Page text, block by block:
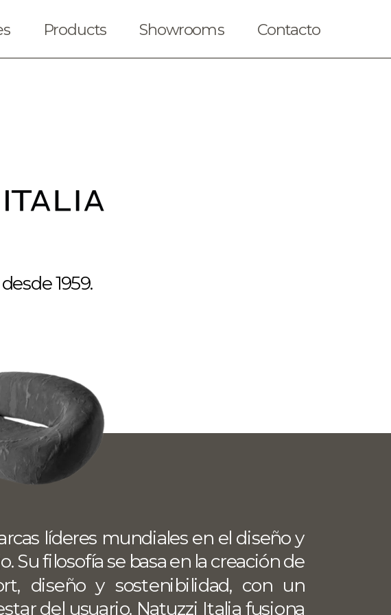
1959.
líderes mundiales en el diseño y
Su filosofía se basa en la creación de
diseño y sostenibilidad, con un
del usuario. Natuzzi Italia fusiona
Products Showrooms Contacto